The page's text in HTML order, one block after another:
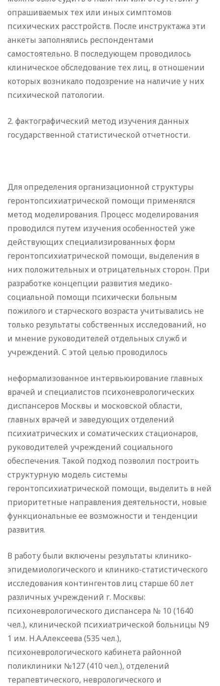
опрашиваемых тех или иных симптомов
психических расстройств. После инструктажа эти
анкеты заполнялись респондентами
самостоятельно. В последующем проводилось
клиническое обследование тех лиц, в отношении
которых возникало подозрение на наличие у них
психической патологии.
2. фактографический метод изучения данных
государственной статистической отчетности.
Для определения организационной структуры
геронтопсихиатрической помощи применялся
метод моделирования. Процесс моделирования
проводился путем изучения особенностей уже
действующих специализированных форм
геронтопсихиатрической помощи, выделения в
них положительных и отрицательных сторон. При
разработке концепции развития медико-
социальной помощи психически больным
пожилого и старческого возраста учитывались не
только результаты собственных исследований, но
и мнение руководителей отдельных служб и
учреждений. С этой целью проводилось
неформализованное интервьюирование главных
врачей и специалистов психоневрологических
диспансеров Москвы и московской области,
главных врачей и заведующих отделений
психиатрических и соматических стационаров,
руководителей учреждений социального
обеспечения. Такой подход позволил построить
структурную модель системы
геронтопсихиатрической помощи, выделить в ней
приоритетные направления деятельности, новые
функциональные ее возможности и тенденции
развития.
В работу были включены результаты клинико-
эпидемиологического и клинико-статистического
исследования контингентов лиц старше 60 лет
различных учреждений г. Москвы:
психоневрологического диспансера № 10 (1640
чел.), клинической психиатрической больницы N9
1 им. Н.А.Алексеева (535 чел.),
психоневрологического кабинета районной
поликлиники №127 (410 чел.), отделений
терапевтического, неврологического и